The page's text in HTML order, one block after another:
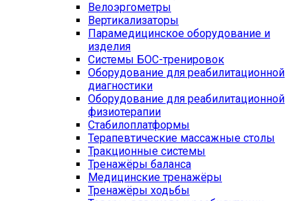
Велоэргометры
Вертикализаторы
Парамедицинское оборудование и
изделия
Системы БОС-тренировок
Оборудование для реабилитационной
диагностики
Оборудование для реабилитационной
физиотерапии
Стабилоплатформы
Терапевтические массажные столы
Тракционные системы
Тренажёры баланса
Медицинские тренажёры
Тренажёры ходьбы